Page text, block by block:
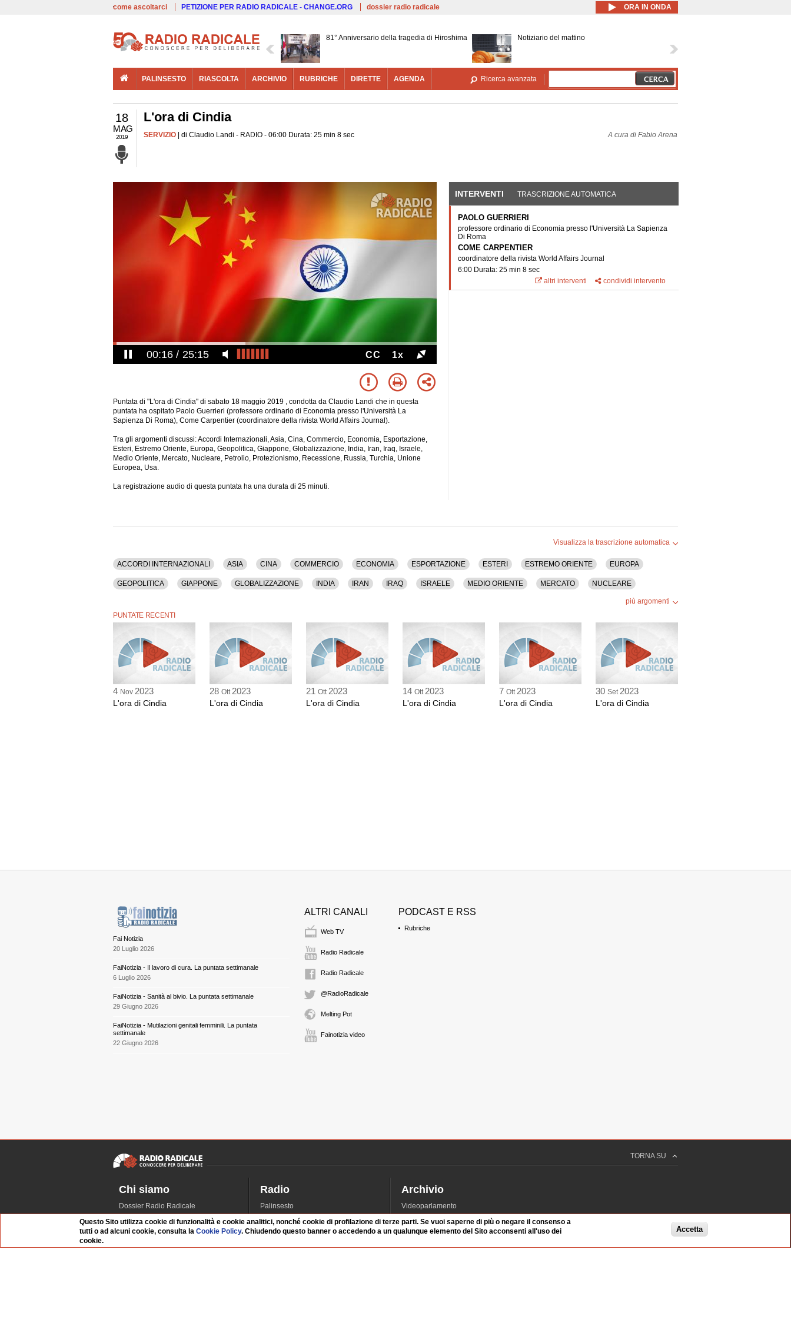
Salta al contenuto principale
come ascoltarci PETIZIONE PER RADIO RADICALE - CHANGE.ORG dossier radio radicale ORA IN ONDA
81° Anniversario della tragedia di Hiroshima Notiziario del mattino
PALINSESTO RIASCOLTA ARCHIVIO RUBRICHE DIRETTE AGENDA Ricerca avanzata
18
MAG
2019
L'ora di Cindia
SERVIZIO | di Claudio Landi - RADIO - 06:00 Durata: 25 min 8 sec A cura di Fabio Arena
00:17 25:15 CC 1x
Puntata di "L'ora di Cindia" di sabato 18 maggio 2019 , condotta da Claudio Landi che in questa
puntata ha ospitato Paolo Guerrieri (professore ordinario di Economia presso l'Università La
Sapienza Di Roma), Come Carpentier (coordinatore della rivista World Affairs Journal).
Tra gli argomenti discussi: Accordi Internazionali, Asia, Cina, Commercio, Economia, Esportazione,
Esteri, Estremo Oriente, Europa, Geopolitica, Giappone, Globalizzazione, India, Iran, Iraq, Israele,
Medio Oriente, Mercato, Nucleare, Petrolio, Protezionismo, Recessione, Russia, Turchia, Unione
Europea, Usa.
La registrazione audio di questa puntata ha una durata di 25 minuti.
INTERVENTI (SCHEDA ATTIVA)
TRASCRIZIONE AUTOMATICA
PAOLO GUERRIERI
professore ordinario di Economia presso l'Università La Sapienza
Di Roma
COME CARPENTIER
coordinatore della rivista World Affairs Journal
6:00 Durata: 25 min 8 sec
altri interventi
condividi intervento
Visualizza la trascrizione automatica
ACCORDI INTERNAZIONALI ASIA CINA COMMERCIO ECONOMIA ESPORTAZIONE ESTERI ESTREMO ORIENTE EUROPA
GEOPOLITICA GIAPPONE GLOBALIZZAZIONE INDIA IRAN IRAQ ISRAELE MEDIO ORIENTE MERCATO NUCLEARE
più argomenti
PUNTATE RECENTI
4 Nov 2023
L'ora di Cindia
28 Ott 2023
L'ora di Cindia
21 Ott 2023
L'ora di Cindia
14 Ott 2023
L'ora di Cindia
7 Ott 2023
L'ora di Cindia
30 Set 2023
L'ora di Cindia
Fai Notizia
20 Luglio 2026
FaiNotizia - Il lavoro di cura. La puntata settimanale
6 Luglio 2026
FaiNotizia - Sanità al bivio. La puntata settimanale
29 Giugno 2026
FaiNotizia - Mutilazioni genitali femminili. La puntata
settimanale
22 Giugno 2026
ALTRI CANALI
Web TV
Radio Radicale
Radio Radicale
@RadioRadicale
Melting Pot
Fainotizia video
PODCAST E RSS
Rubriche
TORNA SU
Chi siamo
Dossier Radio Radicale
Questo sito
L'Archivio
Radio
Palinsesto
Riascolta
Dirette
Archivio
Videoparlamento
Istituzioni
Dibattiti
Questo Sito utilizza cookie di funzionalità e cookie analitici, nonché cookie di profilazione di terze parti. Se vuoi saperne di più o negare il consenso a
tutti o ad alcuni cookie, consulta laCookie Policy. Chiudendo questo banner o accedendo a un qualunque elemento del Sito acconsenti all'uso dei
cookie.
Accetta